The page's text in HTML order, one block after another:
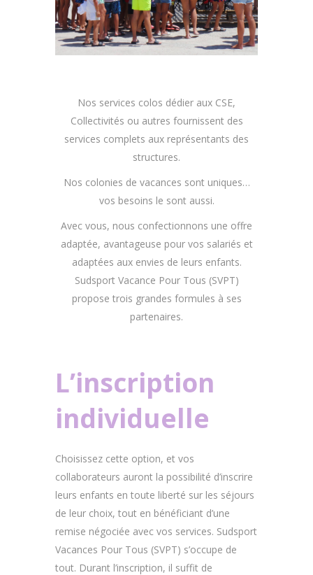
Nos services colos dédier aux CSE,
Collectivités ou autres fournissent des
services complets aux représentants des
structures.
Nos colonies de vacances sont uniques…
vos besoins le sont aussi.
Avec vous, nous confectionnons une offre
adaptée, avantageuse pour vos salariés et
adaptées aux envies de leurs enfants.
Sudsport Vacance Pour Tous (SVPT)
propose trois grandes formules à ses
partenaires.
L’inscription
individuelle
Choisissez cette option, et vos
collaborateurs auront la possibilité d’inscrire
leurs enfants en toute liberté sur les séjours
de leur choix, tout en bénéficiant d’une
remise négociée avec vos services. Sudsport
Vacances Pour Tous (SVPT) s’occupe de
tout. Durant l’inscription, il suffit de